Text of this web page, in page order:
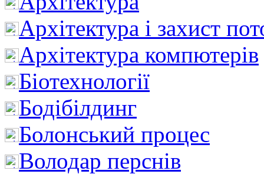
Архітектура і захист
Архітектура компютерів
Біотехнології
Бодібілдинг
Болонський процес
Володар перснів